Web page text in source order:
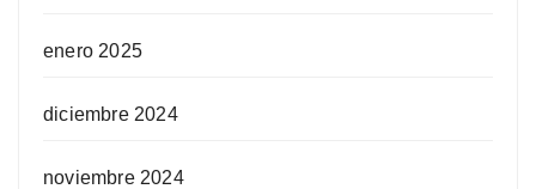
enero 2025
diciembre 2024
noviembre 2024